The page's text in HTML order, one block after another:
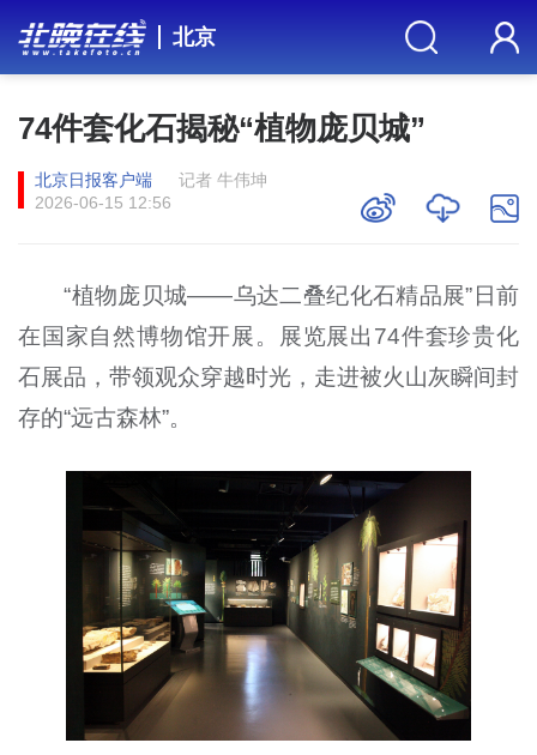
北京
74件套化石揭秘“植物庞贝城”
北京日报客户端
记者 牛伟坤
2026-06-15 12:56
“植物庞贝城——乌达二叠纪化石精品展”日前
在国家自然博物馆开展。展览展出 74件套珍贵化
石展品，带领观众穿越时光，走进被火山灰瞬间封
存的“远古森林”。